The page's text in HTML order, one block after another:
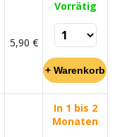
5,90 €
Vorrätig
In 1 bis 2
Monaten